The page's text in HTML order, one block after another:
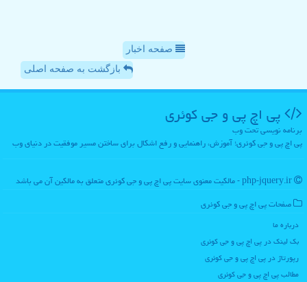
صفحه اخبار
بازگشت به صفحه اصلی
پی اچ پی و جی كوئری
برنامه نویسی تحت وب
پی اچ پی و جی کوئری؛ آموزش، راهنمایی و رفع اشکال برای ساختن مسیر موفقیت در دنیای وب
صفحات پی اچ پی و جی كوئری
درباره ما
بک لینک در پی اچ پی و جی كوئری
رپورتاژ در پی اچ پی و جی كوئری
مطالب پی اچ پی و جی كوئری